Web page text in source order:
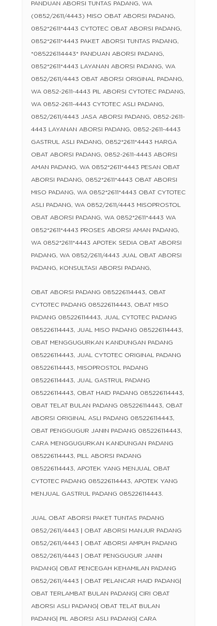
PANDUAN ABORSI TUNTAS PADANG, WA
(0852/2611/4443) MISO OBAT ABORSI PADANG,
0852*2611*4443 CYTOTEC OBAT ABORSI PADANG,
0852*2611*4443 PAKET ABORSI TUNTAS PADANG,
*085226114443* PANDUAN ABORSI PADANG,
0852*2611*4443 LAYANAN ABORSI PADANG, WA
0852/2611/4443 OBAT ABORSI ORIGINAL PADANG,
WA 0852-2611-4443 PIL ABORSI CYTOTEC PADANG,
WA 0852-2611-4443 CYTOTEC ASLI PADANG,
0852/2611/4443 JASA ABORSI PADANG, 0852-2611-
4443 LAYANAN ABORSI PADANG, 0852-2611-4443
GASTRUL ASLI PADANG, 0852*2611*4443 HARGA
OBAT ABORSI PADANG, 0852-2611-4443 ABORSI
AMAN PADANG, WA 0852*2611*4443 PESAN OBAT
ABORSI PADANG, 0852*2611*4443 OBAT ABORSI
MISO PADANG, WA 0852*2611*4443 OBAT CYTOTEC
ASLI PADANG, WA 0852/2611/4443 MISOPROSTOL
OBAT ABORSI PADANG, WA 0852*2611*4443 WA
0852*2611*4443 PROSES ABORSI AMAN PADANG,
WA 0852*2611*4443 APOTEK SEDIA OBAT ABORSI
PADANG, WA 0852/2611/4443 JUAL OBAT ABORSI
PADANG, KONSULTASI ABORSI PADANG,
OBAT ABORSI PADANG 085226114443, OBAT
CYTOTEC PADANG 085226114443, OBAT MISO
PADANG 085226114443, JUAL CYTOTEC PADANG
085226114443, JUAL MISO PADANG 085226114443,
OBAT MENGGUGURKAN KANDUNGAN PADANG
085226114443, JUAL CYTOTEC ORIGINAL PADANG
085226114443, MISOPROSTOL PADANG
085226114443, JUAL GASTRUL PADANG
085226114443, OBAT HAID PADANG 085226114443,
OBAT TELAT BULAN PADANG 085226114443, OBAT
ABORSI ORIGINAL ASLI PADANG 085226114443,
OBAT PENGGUGUR JANIN PADANG 085226114443,
CARA MENGGUGURKAN KANDUNGAN PADANG
085226114443, PILL ABORSI PADANG
085226114443, APOTEK YANG MENJUAL OBAT
CYTOTEC PADANG 085226114443, APOTEK YANG
MENJUAL GASTRUL PADANG 085226114443.
JUAL OBAT ABORSI PAKET TUNTAS PADANG
0852/2611/4443 | OBAT ABORSI MANJUR PADANG
0852/2611/4443 | OBAT ABORSI AMPUH PADANG
0852/2611/4443 | OBAT PENGGUGUR JANIN
PADANG| OBAT PENCEGAH KEHAMILAN PADANG
0852/2611/4443 | OBAT PELANCAR HAID PADANG|
OBAT TERLAMBAT BULAN PADANG| CIRI OBAT
ABORSI ASLI PADANG| OBAT TELAT BULAN
PADANG| PIL ABORSI ASLI PADANG| CARA